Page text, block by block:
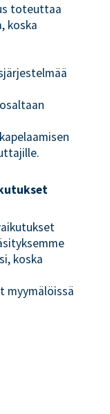
toteuttaa
koska
koska
myymälöissä